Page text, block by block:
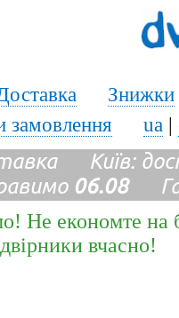
Знижки
замовлення ua |
Київ:
06.08
Не економте на
двірники вчасно!